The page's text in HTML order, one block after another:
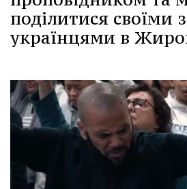
поділитися своїми
українцями в